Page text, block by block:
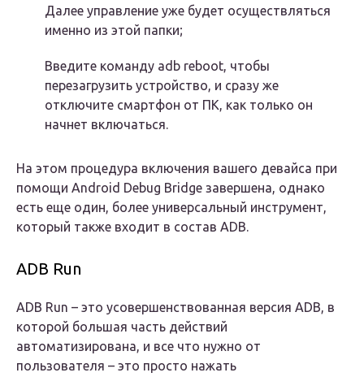
Далее управление уже будет осуществляться
именно из этой папки;
Введите команду adb reboot, чтобы
перезагрузить устройство, и сразу же
отключите смартфон от ПК, как только он
начнет включаться.
На этом процедура включения вашего девайса при
помощи Android Debug Bridge завершена, однако
есть еще один, более универсальный инструмент,
который также входит в состав ADB.
ADB Run
ADB Run – это усовершенствованная версия ADB, в
которой большая часть действий
автоматизирована, и все что нужно от
пользователя – это просто нажать